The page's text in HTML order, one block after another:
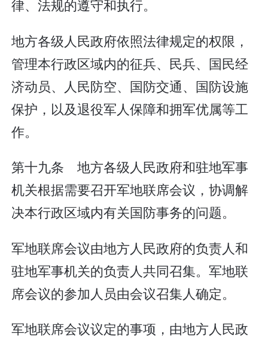
律、法规的遵守和执行。
地方各级人民政府依照法律规定的权限，
管理本行政区域内的征兵、民兵、国民经
济动员、人民防空、国防交通、国防设施
保护，以及退役军人保障和拥军优属等工
作。
第十九条 地方各级人民政府和驻地军事
机关根据需要召开军地联席会议，协调解
决本行政区域内有关国防事务的问题。
军地联席会议由地方人民政府的负责人和
驻地军事机关的负责人共同召集。军地联
席会议的参加人员由会议召集人确定。
军地联席会议议定的事项，由地方人民政